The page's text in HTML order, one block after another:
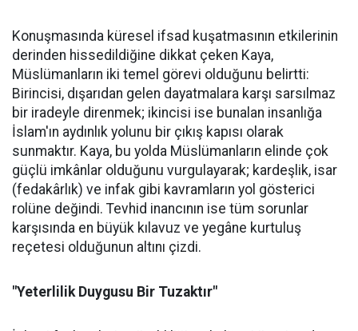
Konuşmasında küresel ifsad kuşatmasının etkilerinin
derinden hissedildiğine dikkat çeken Kaya,
Müslümanların iki temel görevi olduğunu belirtti:
Birincisi, dışarıdan gelen dayatmalara karşı sarsılmaz
bir iradeyle direnmek; ikincisi ise bunalan insanlığa
İslam'ın aydınlık yolunu bir çıkış kapısı olarak
sunmaktır. Kaya, bu yolda Müslümanların elinde çok
güçlü imkânlar olduğunu vurgulayarak; kardeşlik, isar
(fedakârlık) ve infak gibi kavramların yol gösterici
rolüne değindi. Tevhid inancının ise tüm sorunlar
karşısında en büyük kılavuz ve yegâne kurtuluş
reçetesi olduğunun altını çizdi.
"Yeterlilik Duygusu Bir Tuzaktır"